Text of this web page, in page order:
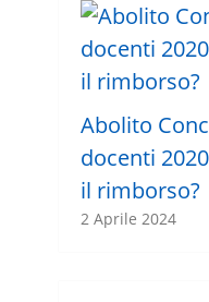
Abolito
docenti
il rimborso?
2 Aprile 2024